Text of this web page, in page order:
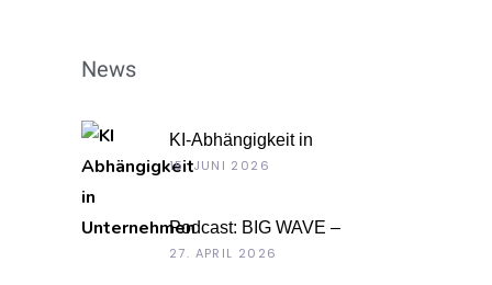
News
KI-Abhängigkeit in
Unternehmen
15. JUNI 2026
Podcast: BIG WAVE –
Unternehmenskultur als
27. APRIL 2026